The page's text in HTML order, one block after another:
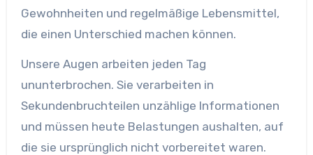
Gewohnheiten und regelmäßige Lebensmittel,
die einen Unterschied machen können.
Unsere Augen arbeiten jeden Tag
ununterbrochen. Sie verarbeiten in
Sekundenbruchteilen unzählige Informationen
und müssen heute Belastungen aushalten, auf
die sie ursprünglich nicht vorbereitet waren.